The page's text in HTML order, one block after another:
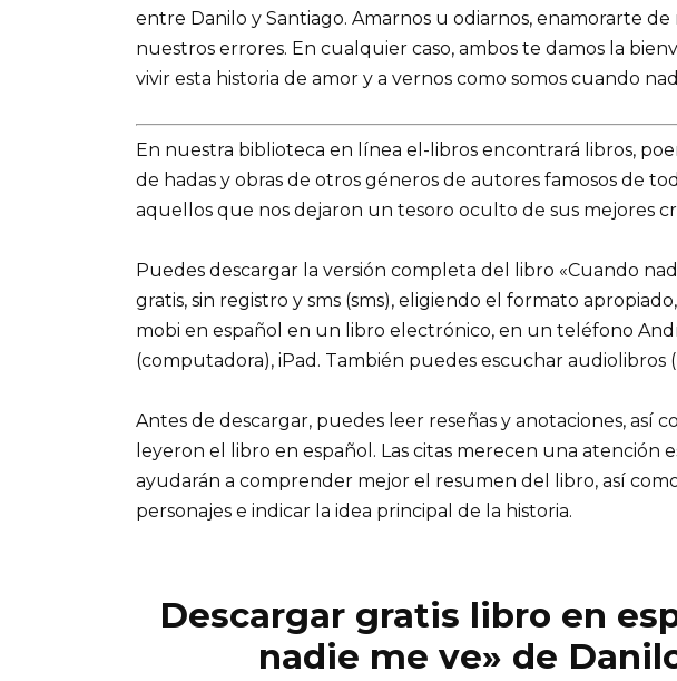
entre Danilo y Santiago. Amarnos u odiarnos, enamorarte
nuestros errores. En cualquier caso, ambos te damos la
vivir esta historia de amor y a vernos como somos cuando
En nuestra biblioteca en línea el-libros encontrará libros,
de hadas y obras de otros géneros de autores famosos de
aquellos que nos dejaron un tesoro oculto de sus mejores
Puedes descargar la versión completa del libro «Cuando
gratis, sin registro y sms (sms), eligiendo el formato
mobi en español en un libro electrónico, en un teléfono
(computadora), iPad. También puedes escuchar audiolibros
Antes de descargar, puedes leer reseñas y anotaciones, así
leyeron el libro en español. Las citas merecen una atención
ayudarán a comprender mejor el resumen del libro, así
personajes e indicar la idea principal de la historia.
Descargar gratis libro en
nadie me ve» de